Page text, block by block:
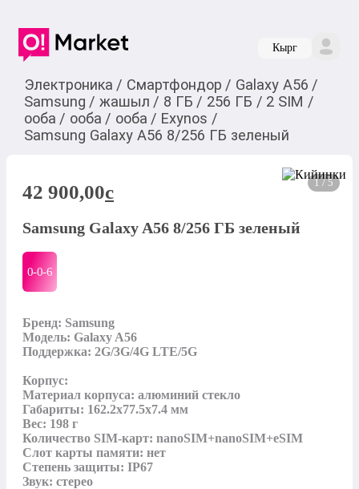
Кырг
Электроника / Смартфондор / Galaxy A56 /
Samsung / жашыл / 8 ГБ / 256 ГБ / 2 SIM /
ооба / ооба / ооба / Exynos /
Samsung Galaxy A56 8/256 ГБ зеленый
1 / 5
42 900,00c
Samsung Galaxy A56 8/256 ГБ зеленый
0-0-6
Бренд: Samsung
Модель: Galaxy A56
Поддержка: 2G/3G/4G LTE/5G
Корпус:
Материал корпуса: алюминий стекло
Габариты: 162.2x77.5x7.4 мм
Вес: 198 г
Количество SIM-карт: nanoSIM+nanoSIM+eSIM
Слот карты памяти: нет
Степень защиты: IP67
Звук: стерео